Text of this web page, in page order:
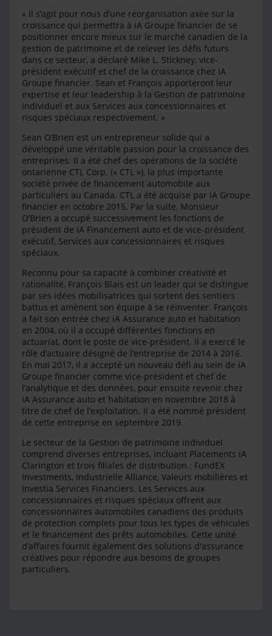
« Il s’agit pour nous d’une réorganisation axée sur la
croissance qui permettra à iA Groupe financier de se
positionner encore mieux sur le marché canadien de la
gestion de patrimoine et de relever les défis futurs
dans ce secteur, a déclaré Mike L. Stickney, vice-
président exécutif et chef de la croissance chez iA
Groupe financier. Sean et François apporteront leur
expertise et leur leadership à la Gestion de patrimoine
individuel et aux Services aux concessionnaires et
risques spéciaux respectivement. »
Sean O’Brien est un entrepreneur solide qui a
développé une véritable passion pour la croissance des
entreprises. Il a été chef des opérations de la société
ontarienne CTL Corp. (« CTL »), la plus importante
société privée de financement automobile aux
particuliers au Canada. CTL a été acquise par iA Groupe
financier en octobre 2015. Par la suite, Monsieur
O’Brien a occupé successivement les fonctions de
président de iA Financement auto et de vice-président
exécutif, Services aux concessionnaires et risques
spéciaux.
Reconnu pour sa capacité à combiner créativité et
rationalité, François Blais est un leader qui se distingue
par ses idées mobilisatrices qui sortent des sentiers
battus et amènent son équipe à se réinventer. François
a fait son entrée chez iA Assurance auto et habitation
en 2004, où il a occupé différentes fonctions en
actuariat, dont le poste de vice-président. Il a exercé le
rôle d’actuaire désigné de l’entreprise de 2014 à 2016.
En mai 2017, il a accepté un nouveau défi au sein de iA
Groupe financier comme vice-président et chef de
l’analytique et des données, pour ensuite revenir chez
iA Assurance auto et habitation en novembre 2018 à
titre de chef de l’exploitation. Il a été nommé président
de cette entreprise en septembre 2019.
Le secteur de la Gestion de patrimoine individuel
comprend diverses entreprises, incluant Placements iA
Clarington et trois filiales de distribution : FundEX
Investments, Industrielle Alliance, Valeurs mobilières et
Investia Services Financiers. Les Services aux
concessionnaires et risques spéciaux offrent aux
concessionnaires automobiles canadiens des produits
de protection complets pour tous les types de véhicules
et le financement des prêts automobiles. Cette unité
d’affaires fournit également des solutions d'assurance
créatives pour répondre aux besoins de groupes
particuliers.